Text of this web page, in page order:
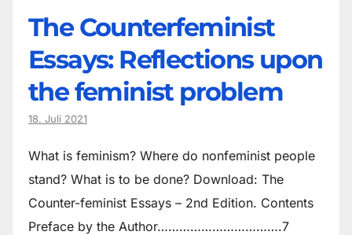
The Counter­feminist
Essays: Reflections upon
the feminist problem
18. Juli 2021
What is feminism? Where do non­feminist people
stand? What is to be done? Download: The
Counter-feminist Essays – 2nd Edition. Contents
Preface by the Author…………………………….7